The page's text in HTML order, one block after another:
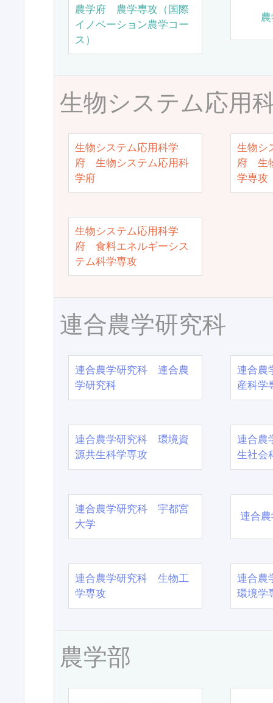
農学府 農学専攻（国際
イノベーション農学コー
ス）
生物システム応用
生物システム応用科学
府 生物システム応用科
学府
生物シ
府 生
学専攻
生物システム応用科学
府 食料エネルギーシス
テム科学専攻
連合農学研究科
連合農学研究科 連合農
学研究科
連合農
産科学
連合農学研究科 環境資
源共生科学専攻
連合農
生社会
連合農学研究科 宇都宮
大学
連合
連合農学研究科 生物工
学専攻
連合農
環境学
農学部